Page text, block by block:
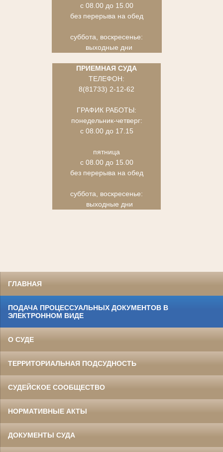
с 08.00 до 15.00
без перерыва на обед
суббота, воскресенье:
выходные дни
ПРИЕМНАЯ СУДА
ТЕЛЕФОН:
8(81733) 2-12-62
ГРАФИК РАБОТЫ:
понедельник-четверг:
с 08.00 до 17.15
пятница
с 08.00 до 15.00
без перерыва на обед
суббота, воскресенье:
выходные дни
ГЛАВНАЯ
ПОДАЧА ПРОЦЕССУАЛЬНЫХ ДОКУМЕНТОВ В
ЭЛЕКТРОННОМ ВИДЕ
О СУДЕ
ТЕРРИТОРИАЛЬНАЯ ПОДСУДНОСТЬ
СУДЕЙСКОЕ СООБЩЕСТВО
НОРМАТИВНЫЕ АКТЫ
ДОКУМЕНТЫ СУДА